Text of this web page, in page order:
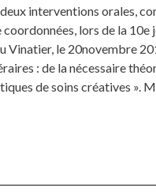
interventions orales,
coordonnées, lors de la 10e
Vinatier, le 20novembre
: de la nécessaire
de soins créatives ».